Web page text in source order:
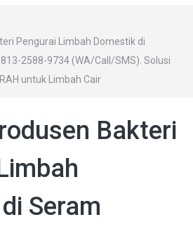
Pengurai Limbah Domestik di
2588-9734 (WA/Call/SMS). Solusi
untuk Limbah Cair
Bakteri
Seram